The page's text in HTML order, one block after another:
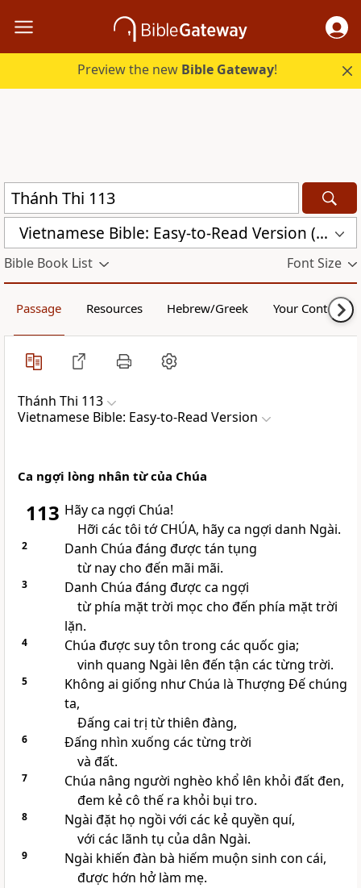
Preview the new Bible Gateway!
Vietnamese Bible: Easy-to-Read Version (BPT)
Bible Book List Font Size
Passage Resources Hebrew/Greek Your Content
Thánh Thi 113
Vietnamese Bible: Easy-to-Read Version
Ca ngợi lòng nhân từ của Chúa
113 Hãy ca ngợi Chúa!
Hỡi các tôi tớ CHÚA, hãy ca ngợi danh Ngài.
2
Danh Chúa đáng được tán tụng
từ nay cho đến mãi mãi.
3
Danh Chúa đáng được ca ngợi
từ phía mặt trời mọc cho đến phía mặt trời
lặn.
4
Chúa được suy tôn trong các quốc gia;
vinh quang Ngài lên đến tận các từng trời.
5
Không ai giống như Chúa là Thượng Đế chúng
ta,
Đấng cai trị từ thiên đàng,
6
Đấng nhìn xuống các từng trời
và đất.
7
Chúa nâng người nghèo khổ lên khỏi đất đen,
đem kẻ cô thế ra khỏi bụi tro.
8
Ngài đặt họ ngồi với các kẻ quyền quí,
với các lãnh tụ của dân Ngài.
9
Ngài khiến đàn bà hiếm muộn sinh con cái,
được hớn hở làm mẹ.